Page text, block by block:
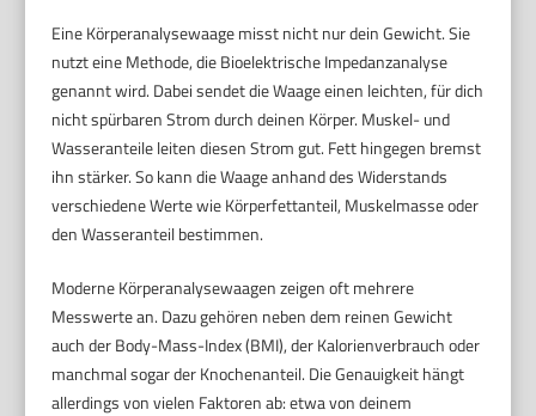
Eine Körperanalysewaage misst nicht nur dein Gewicht. Sie
nutzt eine Methode, die Bioelektrische Impedanzanalyse
genannt wird. Dabei sendet die Waage einen leichten, für dich
nicht spürbaren Strom durch deinen Körper. Muskel- und
Wasseranteile leiten diesen Strom gut. Fett hingegen bremst
ihn stärker. So kann die Waage anhand des Widerstands
verschiedene Werte wie Körperfettanteil, Muskelmasse oder
den Wasseranteil bestimmen.
Moderne Körperanalysewaagen zeigen oft mehrere
Messwerte an. Dazu gehören neben dem reinen Gewicht
auch der Body-Mass-Index (BMI), der Kalorienverbrauch oder
manchmal sogar der Knochenanteil. Die Genauigkeit hängt
allerdings von vielen Faktoren ab: etwa von deinem